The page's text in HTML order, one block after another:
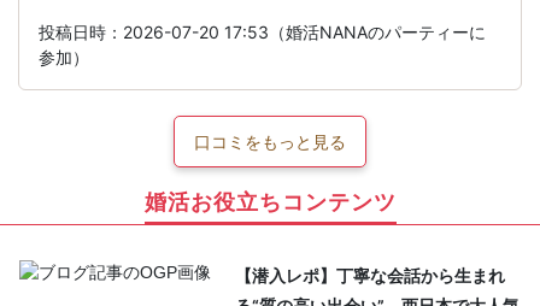
投稿日時：2026-07-20 17:53（婚活NANAのパーティーに
参加）
口コミをもっと見る
婚活お役立ちコンテンツ
【潜入レポ】丁寧な会話から生まれ